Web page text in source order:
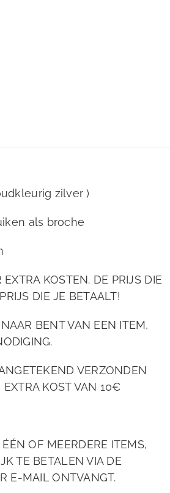
zilver )
als broche
KOSTEN. DE PRIJS DIE
DIE JE BETAALT!
BENT VAN EEN ITEM,
VERZONDEN
KOST VAN 10€
OF MEERDERE ITEMS,
TE BETALEN VIA DE
E-MAIL ONTVANGT.